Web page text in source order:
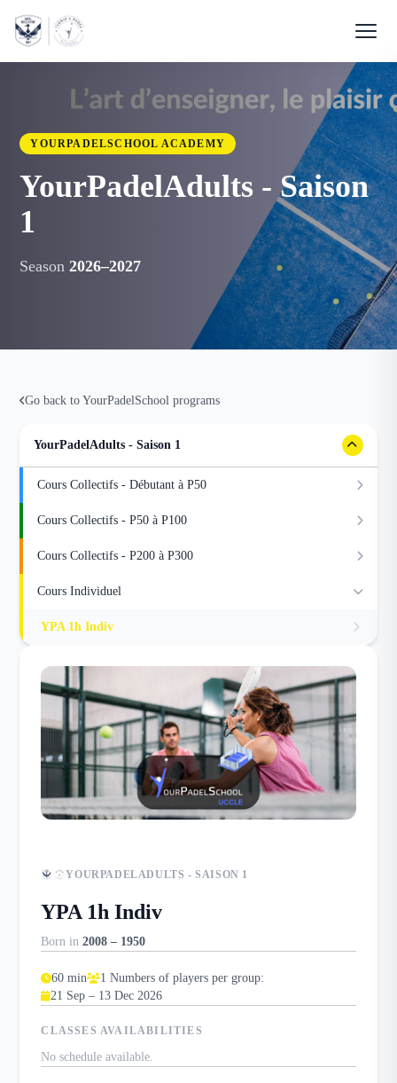
YOURPADELSCHOOL ACADEMY
YourPadelAdults - Saison
1
Season2026–2027
Go back to YourPadelSchool programs
YourPadelAdults - Saison 1
Cours Collectifs - Débutant à P50
Cours Collectifs - P50 à P100
Cours Collectifs - P200 à P300
Cours Individuel
YPA 1h Indiv
YOURPADELADULTS - SAISON 1
YPA 1h Indiv
Born in2008 – 1950
60 min
1 Numbers of players per group:
21 Sep – 13 Dec 2026
CLASSES AVAILABILITIES
No schedule available.